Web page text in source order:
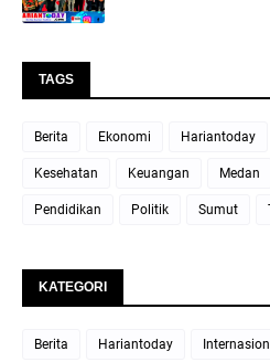
TAGS
Berita Ekonomi Hariantoday
Kesehatan Keuangan Medan
Pendidikan Politik Sumut
KATEGORI
Berita Hariantoday